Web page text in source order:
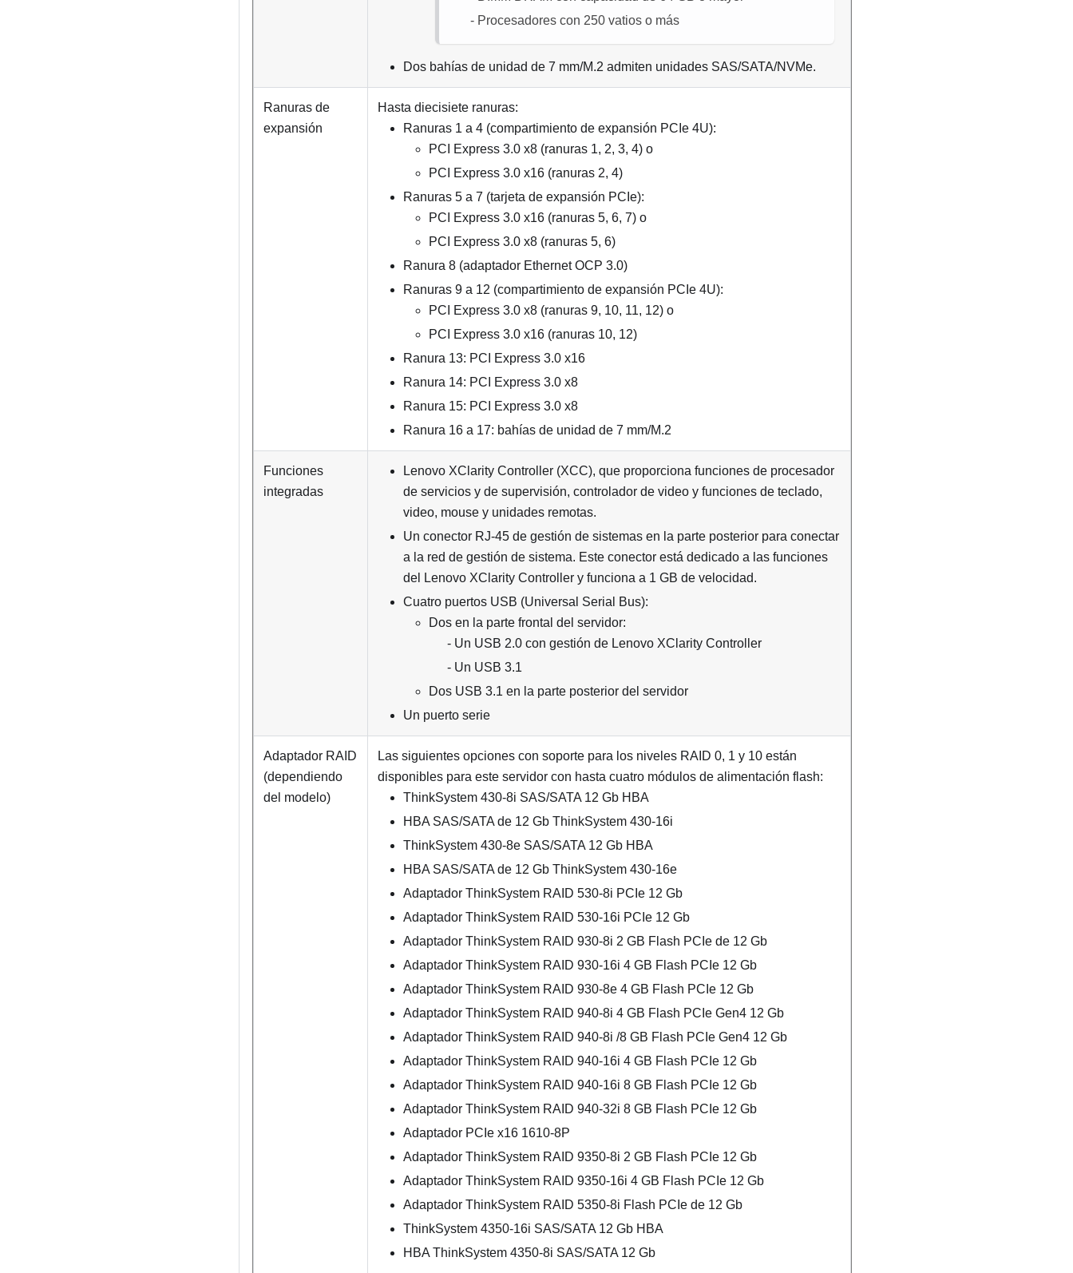
Procesadores con 250 vatios o más
Dos bahías de unidad de 7 mm/M.2 admiten unidades SAS/SATA/NVMe.
Ranuras de
expansión
Hasta diecisiete ranuras:
Ranuras 1 a 4 (compartimiento de expansión PCIe 4U):
PCI Express 3.0 x8 (ranuras 1, 2, 3, 4) o
PCI Express 3.0 x16 (ranuras 2, 4)
Ranuras 5 a 7 (tarjeta de expansión PCIe):
PCI Express 3.0 x16 (ranuras 5, 6, 7) o
PCI Express 3.0 x8 (ranuras 5, 6)
Ranura 8 (adaptador Ethernet OCP 3.0)
Ranuras 9 a 12 (compartimiento de expansión PCIe 4U):
PCI Express 3.0 x8 (ranuras 9, 10, 11, 12) o
PCI Express 3.0 x16 (ranuras 10, 12)
Ranura 13: PCI Express 3.0 x16
Ranura 14: PCI Express 3.0 x8
Ranura 15: PCI Express 3.0 x8
Ranura 16 a 17: bahías de unidad de 7 mm/M.2
Funciones
integradas
Lenovo XClarity Controller (XCC), que proporciona funciones de procesador
de servicios y de supervisión, controlador de video y funciones de teclado,
video, mouse y unidades remotas.
Un conector RJ-45 de gestión de sistemas en la parte posterior para conectar
a la red de gestión de sistema. Este conector está dedicado a las funciones
del
Lenovo XClarity Controller y funciona a 1 GB de velocidad.
Cuatro puertos USB (Universal Serial Bus):
Dos en la parte frontal del servidor:
Un USB 2.0 con gestión de Lenovo XClarity Controller
Un USB 3.1
Dos USB 3.1 en la parte posterior del servidor
Un puerto serie
Adaptador RAID
(dependiendo
del modelo)
Las siguientes opciones con soporte para los niveles RAID 0, 1 y 10 están
disponibles para este servidor con hasta cuatro módulos de alimentación flash:
ThinkSystem 430-8i SAS/SATA 12 Gb HBA
HBA SAS/SATA de 12 Gb ThinkSystem 430-16i
ThinkSystem 430-8e SAS/SATA 12 Gb HBA
HBA SAS/SATA de 12 Gb ThinkSystem 430-16e
Adaptador ThinkSystem RAID 530-8i PCIe 12 Gb
Adaptador ThinkSystem RAID 530-16i PCIe 12 Gb
Adaptador ThinkSystem RAID 930-8i 2 GB Flash PCIe de 12 Gb
Adaptador ThinkSystem RAID 930-16i 4 GB Flash PCIe 12 Gb
Adaptador ThinkSystem RAID 930-8e 4 GB Flash PCIe 12 Gb
Adaptador ThinkSystem RAID 940-8i 4 GB Flash PCIe Gen4 12 Gb
Adaptador ThinkSystem RAID 940-8i /8 GB Flash PCIe Gen4 12 Gb
Adaptador ThinkSystem RAID 940-16i 4 GB Flash PCIe 12 Gb
Adaptador ThinkSystem RAID 940-16i 8 GB Flash PCIe 12 Gb
Adaptador ThinkSystem RAID 940-32i 8 GB Flash PCIe 12 Gb
Adaptador PCIe x16 1610-8P
Adaptador ThinkSystem RAID 9350-8i 2 GB Flash PCIe 12 Gb
Adaptador ThinkSystem RAID 9350-16i 4 GB Flash PCIe 12 Gb
Adaptador ThinkSystem RAID 5350-8i Flash PCIe de 12 Gb
ThinkSystem 4350-16i SAS/SATA 12 Gb HBA
HBA ThinkSystem 4350-8i SAS/SATA 12 Gb